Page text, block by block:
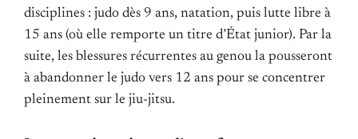
disciplines : judo dès 9 ans, natation, puis lutte libre à
15 ans (où elle remporte un titre d’État junior). Par la
suite, les blessures récurrentes au genou la pousseront
à abandonner le judo vers 12 ans pour se concentrer
pleinement sur le jiu-jitsu.